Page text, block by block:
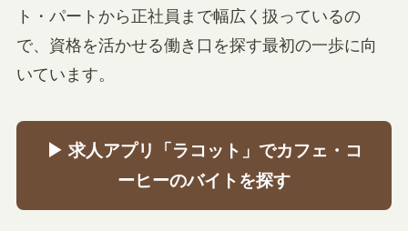
ト・パートから正社員まで幅広く扱っているの
で、資格を活かせる働き口を探す最初の一歩に向
いています。
▶ 求人アプリ「ラコット」でカフェ・コ
ーヒーのバイトを探す